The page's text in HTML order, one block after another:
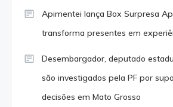
Apimentei lança Box Surpresa
transforma presentes em
Desembargador, deputado
são investigados pela PF por
decisões em Mato Grosso